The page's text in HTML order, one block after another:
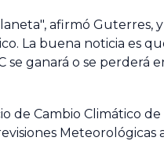
afirmó Guterres,
La buena noticia es
ganará o se perderá
de Cambio Climático
Meteorológicas